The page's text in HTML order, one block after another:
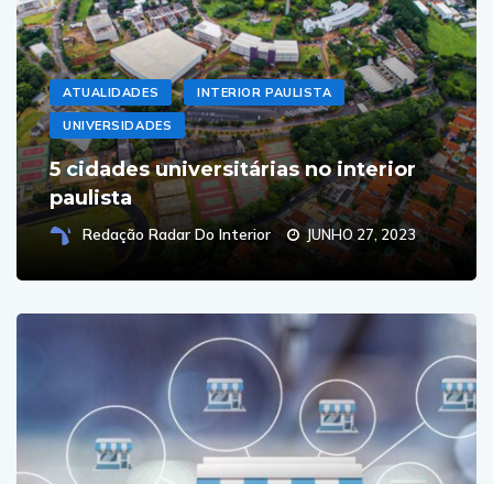
ATUALIDADES INTERIOR PAULISTA
UNIVERSIDADES
5 cidades universitárias no interior
paulista
Redação Radar Do Interior JUNHO 27, 2023